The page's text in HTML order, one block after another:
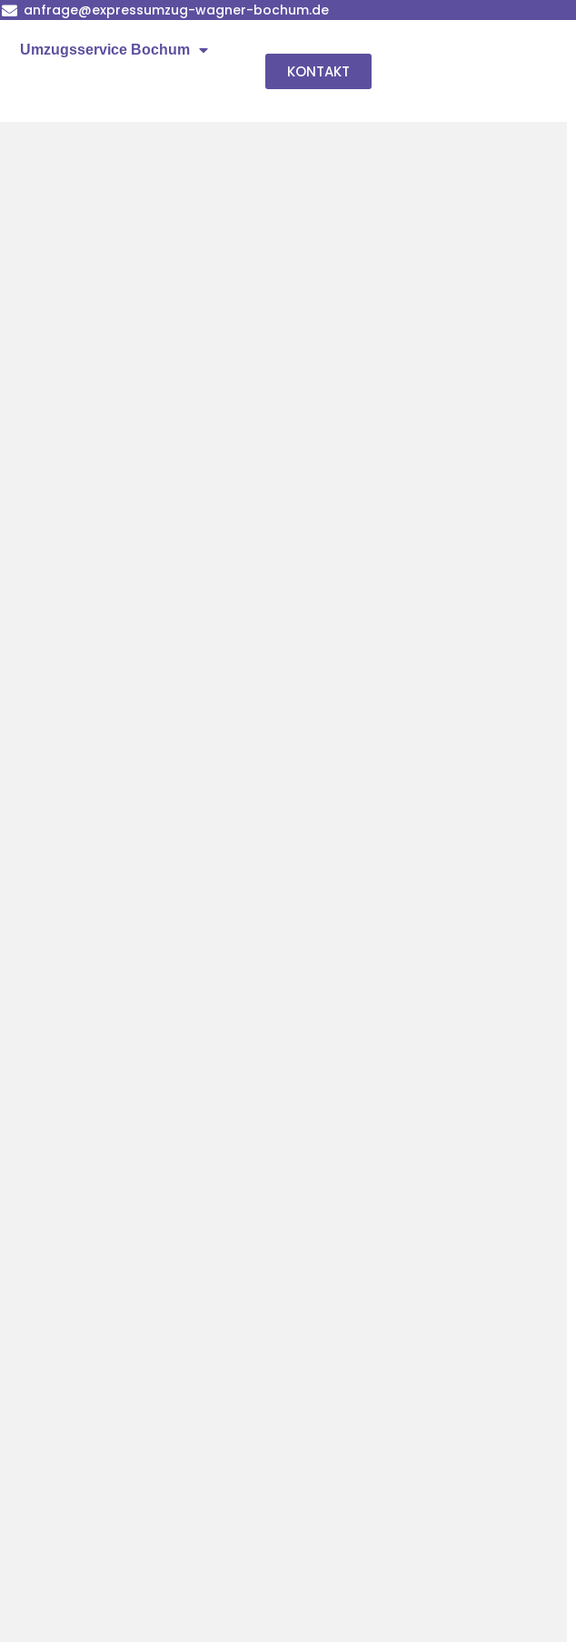
anfrage@expressumzug-wagner-bochum.de
Umzugsservice Bochum
KONTAKT